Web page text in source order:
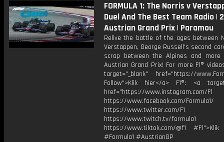
FORMULA 1: The Norris v
Duel And The Best Team Radio |
Austrian Grand Prix | Paramou
Relive the battle of the ages between
Verstappen, George Russell’s second
scrap between the Alpines and
Austrian Grand Prix! For more F1®
target="_blank" href="https://
Follow">Klik hier</a> F1®: <a
href="https://www.instagram.com/F1
https://www.facebook.com/Formula1/
https://www.twitter.com/F1
https://www.twitch.tv/formula1
https://www.tiktok.com/@f1
#Formula1 #AustrianGP